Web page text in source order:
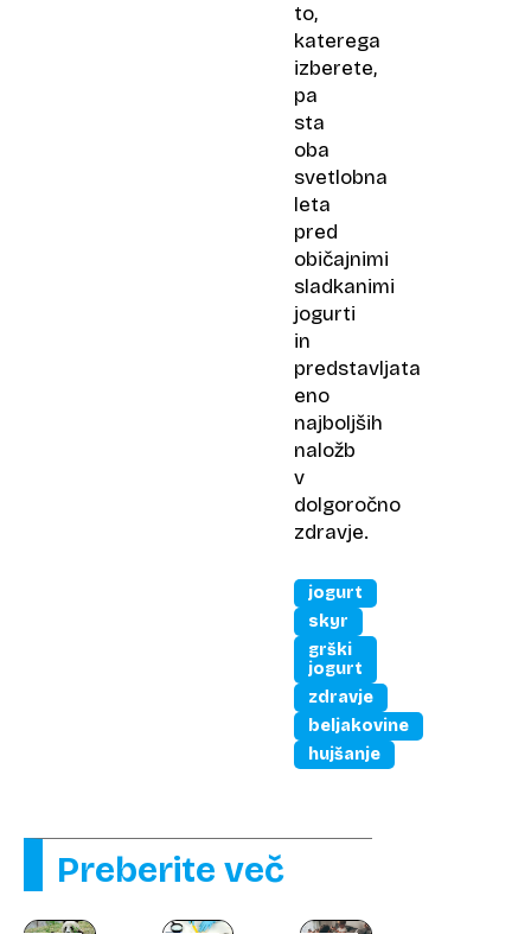
to,
katerega
izberete,
pa
sta
oba
svetlobna
leta
pred
običajnimi
sladkanimi
jogurti
in
predstavljata
eno
najboljših
naložb
v
dolgoročno
zdravje.
jogurt
skyr
grški
jogurt
zdravje
beljakovine
hujšanje
Preberite več